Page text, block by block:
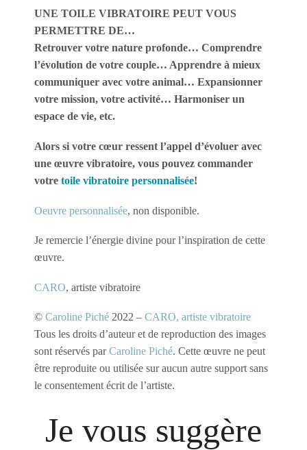
UNE TOILE VIBRATOIRE PEUT VOUS
PERMETTRE DE…
Retrouver votre nature profonde… Comprendre
l’évolution de votre couple… Apprendre à mieux
communiquer avec votre animal… Expansionner
votre mission, votre activité… Harmoniser un
espace de vie, etc.
Alors si votre cœur ressent l’appel d’évoluer avec
une œuvre vibratoire, vous pouvez commander
votre toile vibratoire personnalisée!
Oeuvre personnalisée, non disponible.
Je remercie l’énergie divine pour l’inspiration de cette
œuvre.
CARO, artiste vibratoire
© Caroline Piché 2022 – CARO, artiste vibratoire
Tous les droits d’auteur et de reproduction des images
sont réservés parCaroline Piché. Cette œuvre ne peut
être reproduite ou utilisée sur aucun autre support sans
le consentement écrit de l’artiste.
Je vous suggère